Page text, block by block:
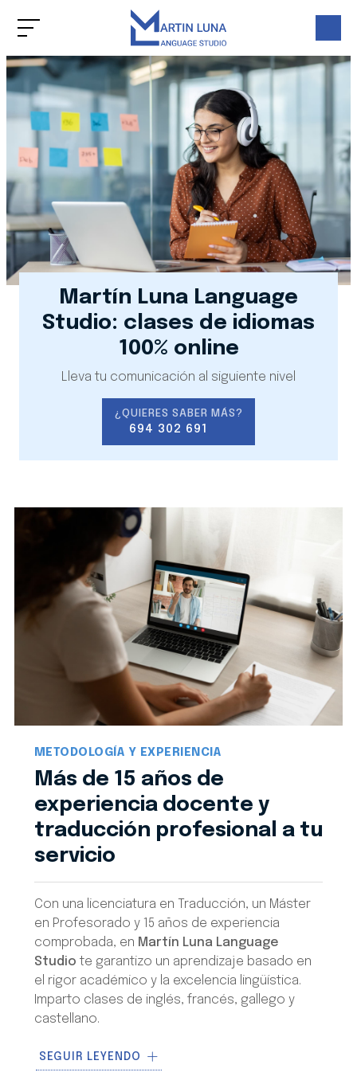
Martín Luna Language
Studio: clases de idiomas
100% online
Lleva tu comunicación al siguiente nivel
¿QUIERES SABER MÁS?
694 302 691
METODOLOGÍA Y EXPERIENCIA
Más de 15 años de
experiencia docente y
traducción profesional a tu
servicio
Con una licenciatura en Traducción, un Máster
en Profesorado y 15 años de experiencia
comprobada, en Martín Luna Language
Studio te garantizo un aprendizaje basado en
el rigor académico y la excelencia lingüística.
Imparto clases de inglés, francés, gallego y
castellano.
Mi metodología se basa en
personalizadascon
SEGUIR LEYENDO